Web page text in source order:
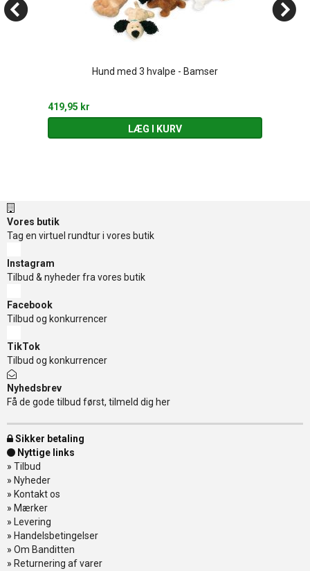
Hund med 3 hvalpe - Bamser
419,95 kr
LÆG I KURV
Vores butik
Tag en virtuel rundtur i vores butik
Instagram
Tilbud & nyheder fra vores butik
Facebook
Tilbud og konkurrencer
TikTok
Tilbud og konkurrencer
Nyhedsbrev
Få de gode tilbud først, tilmeld dig her
Sikker betaling
Nyttige links
» Tilbud
» Nyheder
» Kontakt os
» Mærker
» Levering
» Handelsbetingelser
» Om Banditten
» Returnering af varer